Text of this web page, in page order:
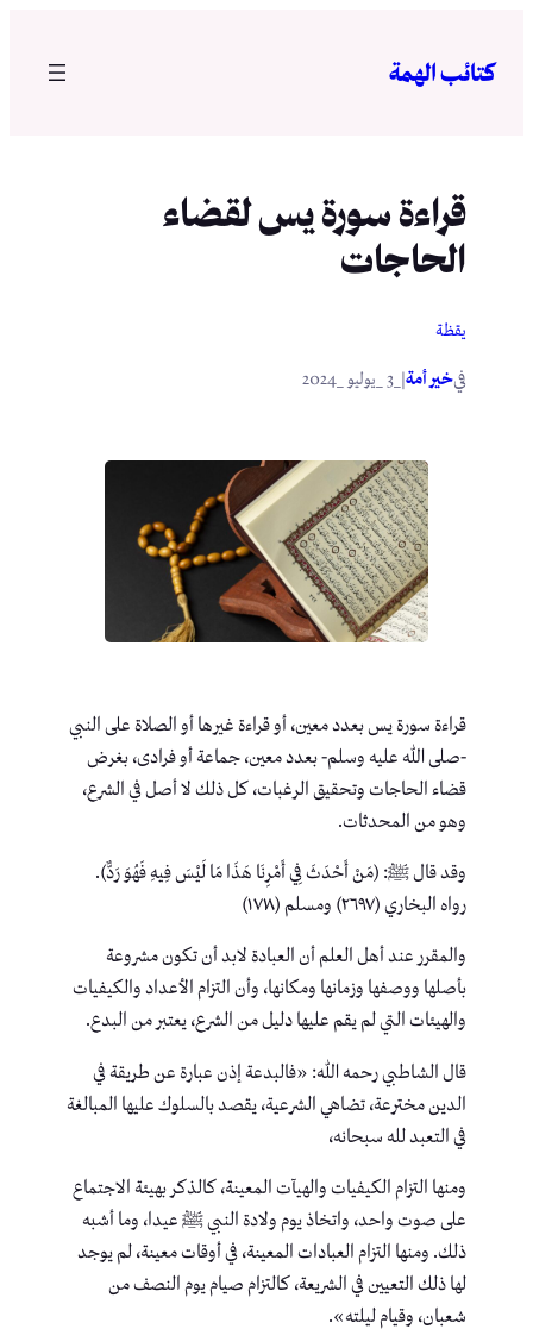
المحتوى
كتائب الهمة
قراءة سورة يس لقضاء
الحاجات
يقظة
فيخير أمة
قراءة سورة يس بعدد معين، أو قراءة غيرها أو الصلاة على النبي
-صلى الله عليه وسلم- بعدد معين، جماعة أو فرادى، بغرض
قضاء الحاجات وتحقيق الرغبات، كل ذلك لا أصل في الشرع،
وهو من المحدثات.
وقد قال ﷺ: (مَنْ أَحْدَثَ فِي أَمْرِنَا هَذَا مَا لَيْسَ فِيهِ فَهُوَ رَدٌّ).
رواه البخاري (٢٦٩٧) ومسلم (١٧١٨)
والمقرر عند أهل العلم أن العبادة لابد أن تكون مشروعة
بأصلها ووصفها وزمانها ومكانها، وأن التزام الأعداد والكيفيات
والهيئات التي لم يقم عليها دليل من الشرع، يعتبر من البدع.
قال الشاطبي رحمه الله: «فالبدعة إذن عبارة عن طريقة في
الدين مخترعة، تضاهي الشرعية، يقصد بالسلوك عليها المبالغة
في التعبد لله سبحانه،
ومنها التزام الكيفيات والهيآت المعينة، كالذكر بهيئة الاجتماع
على صوت واحد، واتخاذ يوم ولادة النبي ﷺ عيدا، وما أشبه
ذلك. ومنها التزام العبادات المعينة، في أوقات معينة، لم يوجد
لها ذلك التعيين في الشريعة، كالتزام صيام يوم النصف من
شعبان، وقيام ليلته».